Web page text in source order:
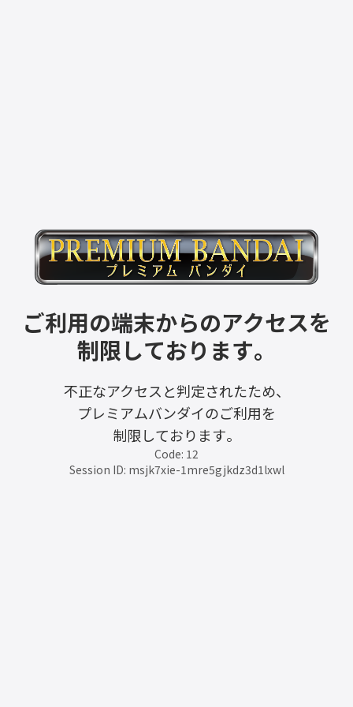
ご利用の端末からのアクセスを
制限しております。
不正なアクセスと判定されたため、
プレミアムバンダイのご利用を
制限しております。
Code: 12
Session ID: msjk7xie-1mre5gjkdz3d1lxwl